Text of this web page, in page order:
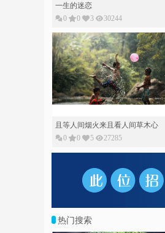
一生的迷恋
0
0 3 30244
且等人间烟火来且看人间草木心
0
0 5 27285
热门搜索